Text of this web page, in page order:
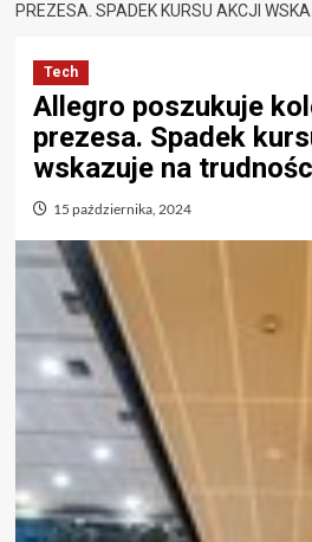
PREZESA. SPADEK KURSU AKCJI
Tech
Allegro poszukuje
prezesa. Spadek
wskazuje na
15 października, 2024